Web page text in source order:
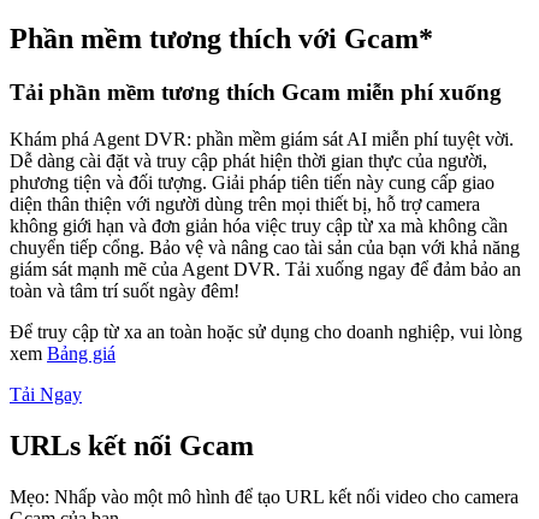
Phần mềm tương thích với Gcam*
Tải phần mềm tương thích Gcam miễn phí xuống
Khám phá Agent DVR: phần mềm giám sát AI miễn phí tuyệt vời.
Dễ dàng cài đặt và truy cập phát hiện thời gian thực của người,
phương tiện và đối tượng. Giải pháp tiên tiến này cung cấp giao
diện thân thiện với người dùng trên mọi thiết bị, hỗ trợ camera
không giới hạn và đơn giản hóa việc truy cập từ xa mà không cần
chuyển tiếp cổng. Bảo vệ và nâng cao tài sản của bạn với khả năng
giám sát mạnh mẽ của Agent DVR. Tải xuống ngay để đảm bảo an
toàn và tâm trí suốt ngày đêm!
Để truy cập từ xa an toàn hoặc sử dụng cho doanh nghiệp, vui lòng
xem Bảng giá
Tải Ngay
URLs kết nối Gcam
Mẹo: Nhấp vào một mô hình để tạo URL kết nối video cho camera